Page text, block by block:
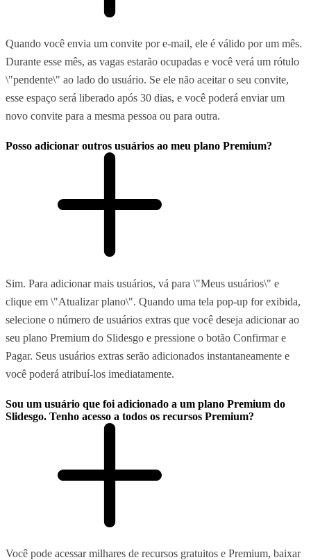
Quando você envia um convite por e-mail, ele é válido por um mês.
Durante esse mês, as vagas estarão ocupadas e você verá um rótulo
\"pendente\" ao lado do usuário. Se ele não aceitar o seu convite,
esse espaço será liberado após 30 dias, e você poderá enviar um
novo convite para a mesma pessoa ou para outra.
Posso adicionar outros usuários ao meu plano Premium?
Sim. Para adicionar mais usuários, vá para \"Meus usuários\" e
clique em \"Atualizar plano\". Quando uma tela pop-up for exibida,
selecione o número de usuários extras que você deseja adicionar ao
seu plano Premium do Slidesgo e pressione o botão Confirmar e
Pagar. Seus usuários extras serão adicionados instantaneamente e
você poderá atribuí-los imediatamente.
Sou um usuário que foi adicionado a um plano Premium do
Slidesgo. Tenho acesso a todos os recursos Premium?
Você pode acessar milhares de recursos gratuitos e Premium, baixar